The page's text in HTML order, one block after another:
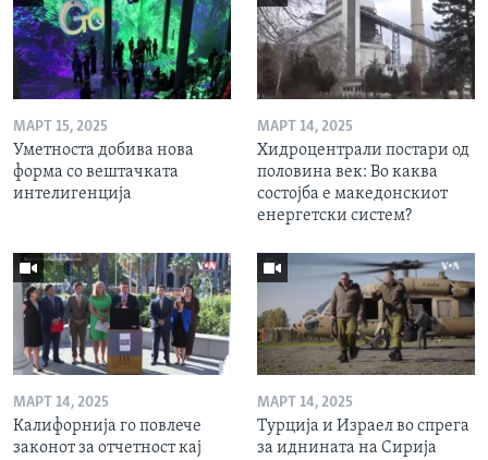
МАРТ 15, 2025
Уметноста добива нова
форма со вештачката
интелигенција
МАРТ 14, 2025
Хидроцентрали постари од
половина век: Во каква
состојба е македонскиот
енергетски систем?
МАРТ 14, 2025
Калифорнија го повлече
законот за отчетност кај
МАРТ 14, 2025
Турција и Израел во спрега
за иднината на Сирија